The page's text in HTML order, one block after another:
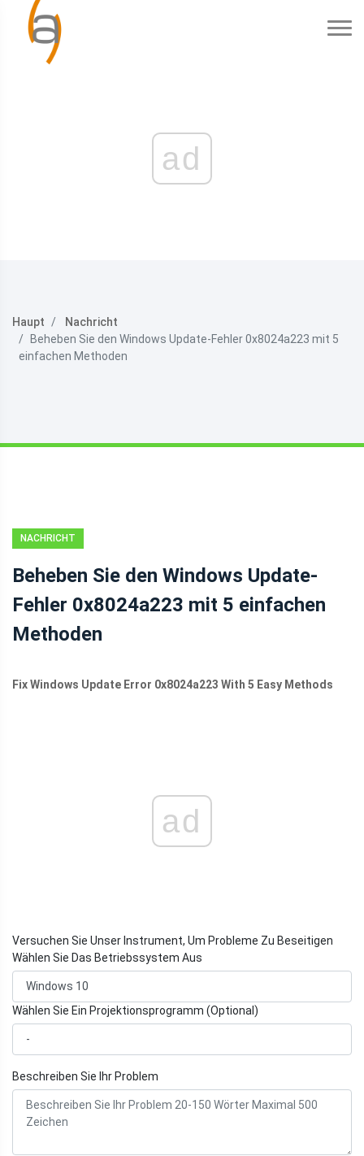
ad
Haupt
Nachricht
Beheben Sie den Windows Update-Fehler 0x8024a223 mit 5
einfachen Methoden
NACHRICHT
Beheben Sie den Windows Update-
Fehler 0x8024a223 mit 5 einfachen
Methoden
Fix Windows Update Error 0x8024a223 With 5 Easy Methods
ad
Versuchen Sie Unser Instrument, Um Probleme Zu Beseitigen
Wählen Sie Das Betriebssystem Aus
Wählen Sie Ein Projektionsprogramm (Optional)
Beschreiben Sie Ihr Problem